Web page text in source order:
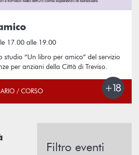
17.00 alle 19.00
studio “Un libro per amico” del servizio
per anziani della Città di Treviso.
/ CORSO
Filtro eventi